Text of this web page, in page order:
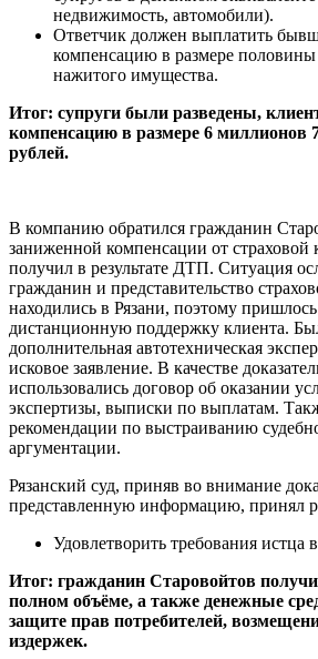
недвижимость, автомобили).
Ответчик должен выплатить
компенсацию в размере
нажитого имущества.
Итог: супруги были разведены,
компенсацию в размере 6 миллионов
рублей.
В компанию обратился гражданин
заниженной компенсации от
получил в результате ДТП. Ситуация
гражданин и представительство
находились в Рязани, поэтому
дистанционную поддержку клиента.
дополнительная автотехническая
исковое заявление. В качестве
использовались договор об оказании
экспертизы, выписки по выплатам.
рекомендации по выстраиванию
аргументации.
Рязанский суд, приняв во внимание
представленную информацию, принял
Удовлетворить требования истца
Итог: гражданин Старовойтов
полном объёме, а также денежные
защите прав потребителей,
издержек.